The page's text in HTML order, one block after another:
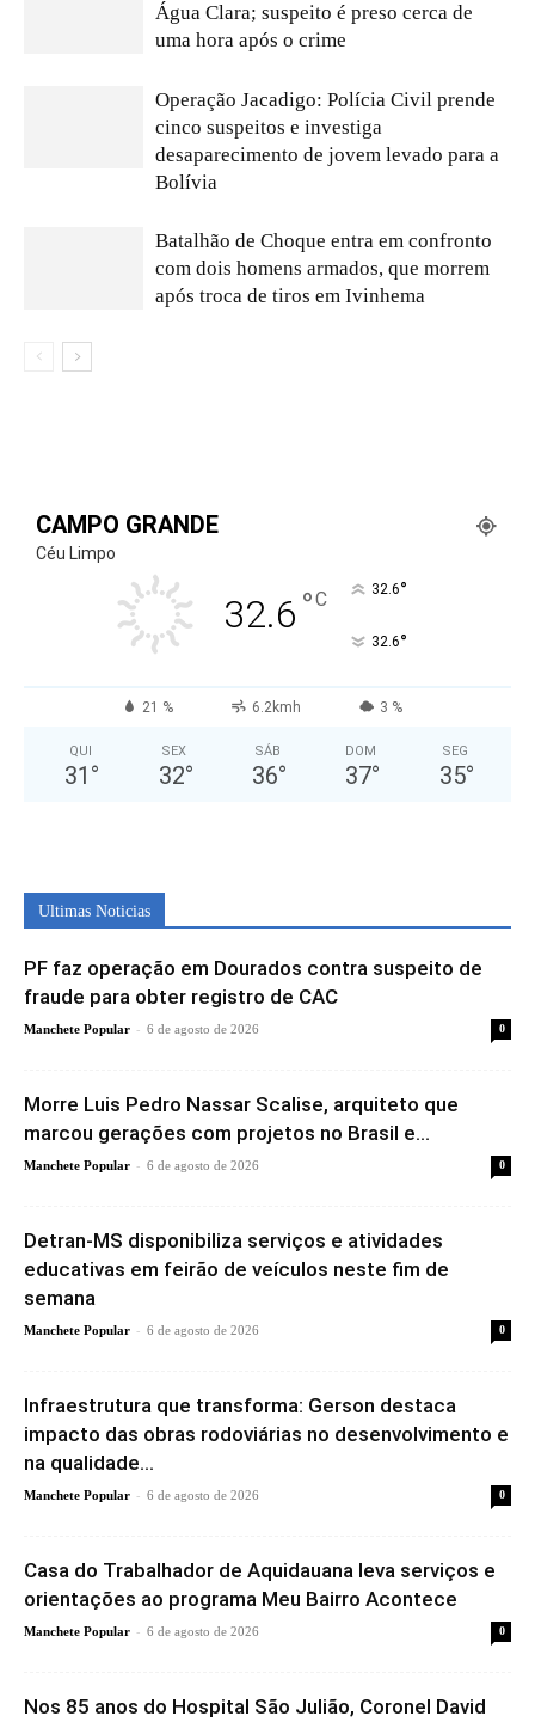
Água Clara; suspeito é preso cerca de
uma hora após o crime
Operação Jacadigo: Polícia Civil prende
cinco suspeitos e investiga
desaparecimento de jovem levado para a
Bolívia
Batalhão de Choque entra em confronto
com dois homens armados, que morrem
após troca de tiros em Ivinhema
CAMPO GRANDE
Céu Limpo
32.6 °C 32.6°
32.6°
21 % 6.2kmh 3 %
QUI
31 °
SEX
32°
SÁB
36°
DOM
37°
SEG
35°
Ultimas Noticias
PF faz operação em Dourados contra suspeito de
fraude para obter registro de CAC
Manchete Popular - 6 de agosto de 2026 0
Morre Luis Pedro Nassar Scalise, arquiteto que
marcou gerações com projetos no Brasil e...
Manchete Popular - 6 de agosto de 2026 0
Detran-MS disponibiliza serviços e atividades
educativas em feirão de veículos neste fim de
semana
Manchete Popular - 6 de agosto de 2026 0
Infraestrutura que transforma: Gerson destaca
impacto das obras rodoviárias no desenvolvimento e
na qualidade...
Manchete Popular - 6 de agosto de 2026 0
Casa do Trabalhador de Aquidauana leva serviços e
orientações ao programa Meu Bairro Acontece
Manchete Popular - 6 de agosto de 2026 0
Nos 85 anos do Hospital São Julião, Coronel David